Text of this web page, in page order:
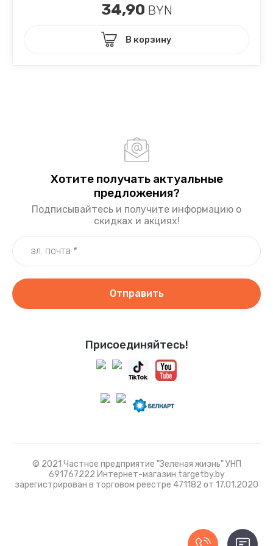
34,90 BYN
В корзину
Присоединяйтесь!
Хотите получать актуальные
предложения?
Подписывайтесь и получите информацию о
скидках и акциях!
Отправить
© 2021 Частное предприятие "Зеленая жизнь" УНП
691767222 Интернет-магазин targetby.by
зарегистрирован в торговом реестре 471182 от 17.01.2020